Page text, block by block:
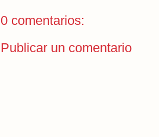
0 comentarios:
Publicar un comentario